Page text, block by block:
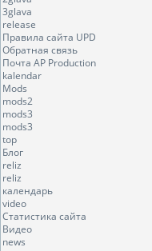
3glava
release
Правила сайта UPD
Обратная связь
Почта AP Production
kalendar
Mods
mods2
mods3
mods3
top
Блог
reliz
reliz
календарь
video
Статистика сайта
Видео
news